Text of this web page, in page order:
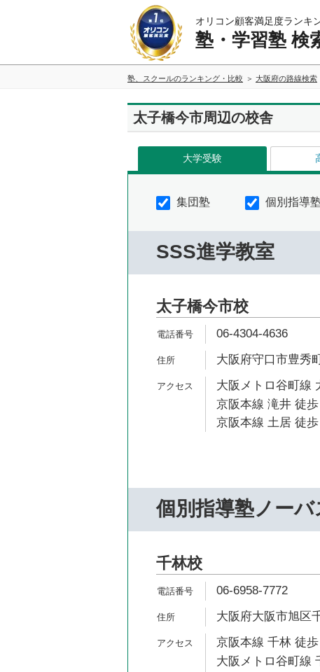
オリコン顧客満足度ランキ
塾・学習塾 検
塾、スクールのランキング・比較 大阪府の路線検索
太子橋今市周辺の校舎
大学受験
集団塾 個別指導
SSS進学教室
太子橋今市校
06-4304-4636
大阪府守口市豊秀
大阪メトロ谷町線
京阪本線 滝井 徒
京阪本線 土居 徒
個別指導塾ノーバ
千林校
06-6958-7772
大阪府大阪市旭区
京阪本線 千林 徒
大阪メトロ谷町線